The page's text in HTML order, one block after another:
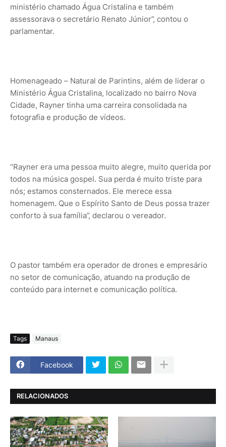
ministério chamado Água Cristalina e também
assessorava o secretário Renato Júnior”, contou o
parlamentar.
Homenageado – Natural de Parintins, além de liderar o
Ministério Água Cristalina, localizado no bairro Nova
Cidade, Rayner tinha uma carreira consolidada na
fotografia e produção de vídeos.
“Rayner era uma pessoa muito alegre, muito querida por
todos na música gospel. Sua perda é muito triste para
nós; estamos consternados. Ele merece essa
homenagem. Que o Espírito Santo de Deus possa trazer
conforto à sua família”, declarou o vereador.
O pastor também era operador de drones e empresário
no setor de comunicação, atuando na produção de
conteúdo para internet e comunicação política.
Tags Manaus
Facebook
RELACIONADOS